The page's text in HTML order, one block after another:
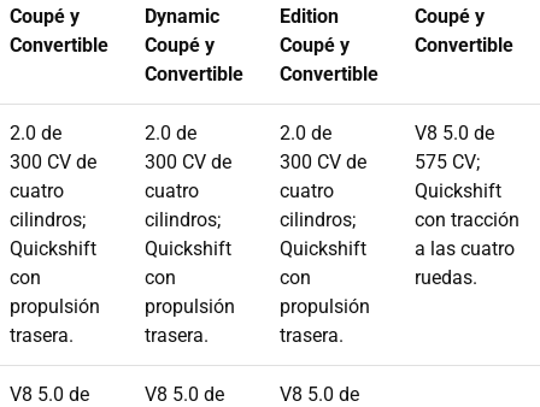
Coupé y
Convertible
Dynamic
Coupé y
Convertible
Edition
Coupé y
Convertible
Coupé y
Convertible
2.0 de
300 CV de
cuatro
cilindros;
Quickshift
con
propulsión
trasera.
2.0 de
300 CV de
cuatro
cilindros;
Quickshift
con
propulsión
trasera.
2.0 de
300 CV de
cuatro
cilindros;
Quickshift
con
propulsión
trasera.
V8 5.0 de
575 CV;
Quickshift
con tracción
a las cuatro
ruedas.
V8 5.0 de
V8 5.0 de
V8 5.0 de